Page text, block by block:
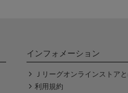
インフォメーション
Ｊリーグオンラインストア
利用規約